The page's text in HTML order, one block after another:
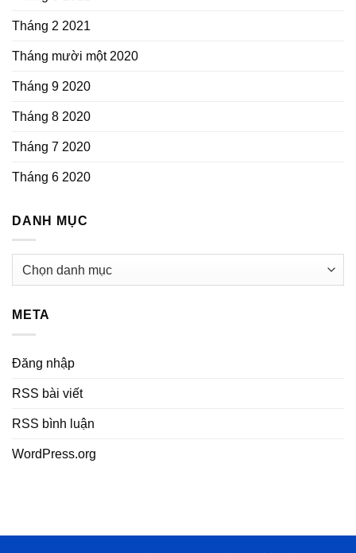
Tháng 2 2021
Tháng mười một 2020
Tháng 9 2020
Tháng 8 2020
Tháng 7 2020
Tháng 6 2020
DANH MỤC
Danh
META
Đăng nhập
RSS bài viết
RSS bình luận
WordPress.org